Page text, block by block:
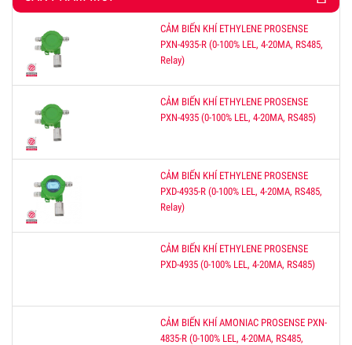
CẢM BIẾN KHÍ ETHYLENE PROSENSE
PXN-4935-R (0-100% LEL, 4-20MA, RS485,
Relay)
CẢM BIẾN KHÍ ETHYLENE PROSENSE
PXN-4935 (0-100% LEL, 4-20MA, RS485)
CẢM BIẾN KHÍ ETHYLENE PROSENSE
PXD-4935-R (0-100% LEL, 4-20MA, RS485,
Relay)
CẢM BIẾN KHÍ ETHYLENE PROSENSE
PXD-4935 (0-100% LEL, 4-20MA, RS485)
CẢM BIẾN KHÍ AMONIAC PROSENSE PXN-
4835-R (0-100% LEL, 4-20MA, RS485,